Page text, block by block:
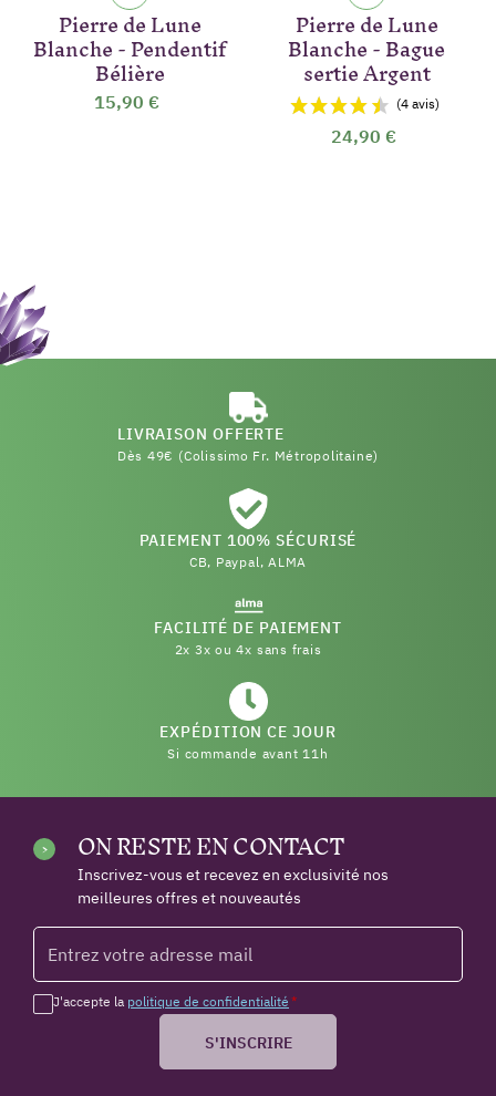
Pierre de Lune
Blanche - Pendentif
Bélière
15,90 €
Pierre de Lune
Blanche - Bague
sertie Argent
24,90 €
LIVRAISON OFFERTE
Dès 49€ (Colissimo Fr. Métropolitaine)
PAIEMENT 100% SÉCURISÉ
CB, Paypal, ALMA
FACILITÉ DE PAIEMENT
2x 3x ou 4x sans frais
EXPÉDITION CE JOUR
Si commande avant 11h
ON RESTE EN CONTACT
Inscrivez-vous et recevez en exclusivité nos
meilleures offres et nouveautés
J'accepte la politique de confidentialité *
S'INSCRIRE